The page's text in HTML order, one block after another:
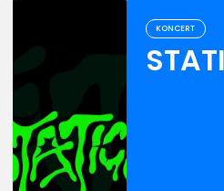
KONCERT